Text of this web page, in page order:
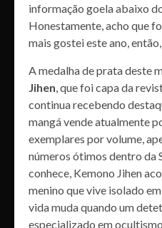
informação goela abaixo
Honestamente, acho que
mais gostei este ano,
A medalha de prata deste
Jihen , que foi capa da
continua recebendo
mangá vende atualmente
exemplares por volume,
números ótimos dentro da
conhece, Kemono Jihen
menino que vive isolado
vida muda quando um
especializado em